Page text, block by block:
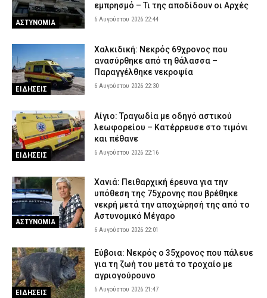
ΑΣΤΥΝΟΜΙΑ
εμπρησμό – Τι της αποδίδουν οι Αρχές
6 Αυγούστου 2026 22:44
ΕΙΔΗΣΕΙΣ
Χαλκιδική: Νεκρός 69χρονος που
ανασύρθηκε από τη θάλασσα –
Παραγγέλθηκε νεκροψία
6 Αυγούστου 2026 22:30
ΕΙΔΗΣΕΙΣ
Αίγιο: Τραγωδία με οδηγό αστικού
λεωφορείου – Κατέρρευσε στο τιμόνι
και πέθανε
6 Αυγούστου 2026 22:16
ΑΣΤΥΝΟΜΙΑ
Χανιά: Πειθαρχική έρευνα για την
υπόθεση της 75χρονης που βρέθηκε
νεκρή μετά την αποχώρησή της από το
Αστυνομικό Μέγαρο
6 Αυγούστου 2026 22:01
ΕΙΔΗΣΕΙΣ
Εύβοια: Νεκρός ο 35χρονος που πάλευε
για τη ζωή του μετά το τροχαίο με
αγριογούρουνο
6 Αυγούστου 2026 21:47